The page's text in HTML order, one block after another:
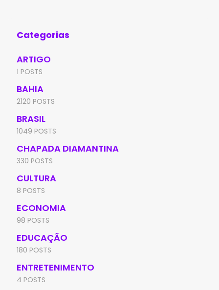
Categorias
ARTIGO
1 POSTS
BAHIA
2120 POSTS
BRASIL
1049 POSTS
CHAPADA DIAMANTINA
330 POSTS
CULTURA
8 POSTS
ECONOMIA
98 POSTS
EDUCAÇÃO
180 POSTS
ENTRETENIMENTO
4 POSTS